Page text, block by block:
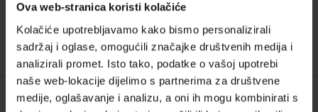
Ova web-stranica koristi kolačiće
Kolačiće upotrebljavamo kako bismo personalizirali
sadržaj i oglase, omogućili značajke društvenih medija i
analizirali promet. Isto tako, podatke o vašoj upotrebi
naše web-lokacije dijelimo s partnerima za društvene
medije, oglašavanje i analizu, a oni ih mogu kombinirati s
Dostupno je
od 23,00 € do46,00 €
OPIS